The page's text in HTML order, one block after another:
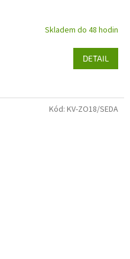
Skladem do 48 hodin
DETAIL
Kód: KV-ZO18/SEDA